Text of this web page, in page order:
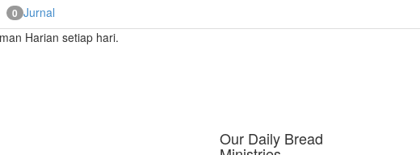
0 Jurnal
Harian setiap hari.
Our Daily Bread